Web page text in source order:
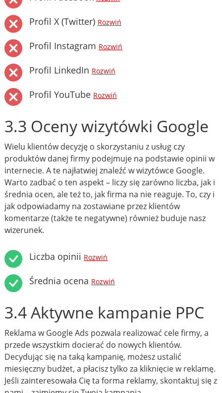
Profil X (Twitter) Rozwiń
Profil Instagram Rozwiń
Profil LinkedIn Rozwiń
Profil YouTube Rozwiń
3.3 Oceny wizytówki Google
Wielu klientów decyzję o skorzystaniu z usług czy
produktów danej firmy podejmuje na podstawie opinii w
internecie. A te najłatwiej znaleźć w wizytówce Google.
Warto zadbać o ten aspekt – liczy się zarówno liczba, jak i
średnia ocen, ale też to, jak firma na nie reaguje. To, czy i
jak odpowiadamy na zostawiane przez klientów
komentarze (także te negatywne) również buduje nasz
wizerunek.
Liczba opinii Rozwiń
Średnia ocena Rozwiń
3.4 Aktywne kampanie PPC
Reklama w Google Ads pozwala realizować cele firmy, a
przede wszystkim docierać do nowych klientów.
Decydując się na taką kampanię, możesz ustalić
miesięczny budżet, a płacisz tylko za kliknięcie w reklamę.
Jeśli zainteresowała Cię ta forma reklamy, skontaktuj się z